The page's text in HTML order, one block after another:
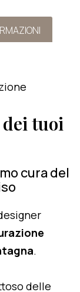
dei tuoi
cura del
.
delle